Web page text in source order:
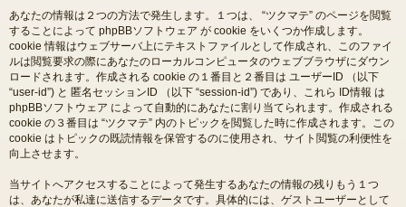
あなたの情報は２つの方法で発生します。１つは、 “ツクマテ” のページを閲覧
することによって phpBBソフトウェア が cookie をいくつか作成します。
cookie 情報はウェブサーバ上にテキストファイルとして作成され、このファイ
ルは閲覧要求の際にあなたのローカルコンピュータのウェブブラウザにダウン
ロードされます。作成される cookie の１番目と２番目は ユーザーID （以下
“user-id”) と 匿名セッションID （以下 “session-id”) であり、これら ID情報 は
phpBBソフトウェア によって自動的にあなたに割り当てられます。作成される
cookie の３番目は “ツクマテ” 内のトピックを閲覧した時に作成されます。この
cookie はトピックの既読情報を保管するのに使用され、サイト閲覧の利便性を
向上させます。
当サイトへアクセスすることによって発生するあなたの情報の残りもう１つ
は、あなたが私達に送信するデータです。具体的には、ゲストユーザーとして